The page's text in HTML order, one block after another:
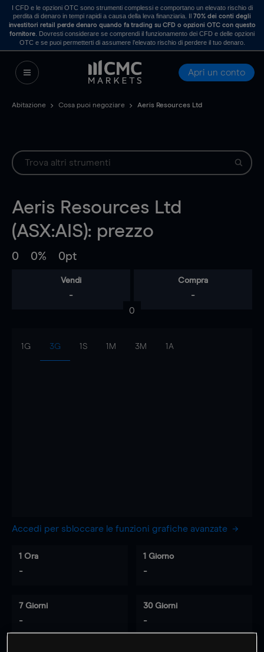
I CFD e le opzioni OTC sono strumenti complessi e comportano un elevato rischio di
perdita di denaro in tempi rapidi a causa della leva finanziaria. Il70% dei conti degli
investitori retail perde denaro quando fa trading su CFD o opzioni OTC con questo
fornitore . Dovresti considerare se comprendi il funzionamento dei CFD e delle opzioni
OTC e se puoi permetterti di assumere l’elevato rischio di perdere il tuo denaro.
Apri un conto
Abitazione Cosa puoi negoziare Aeris Resources Ltd
Aeris Resources Ltd
(ASX:AIS): prezzo
0 0% 0pt
Vendi
-
Compra
-
0
1G 3G 1S 1M 3M 1A
Accedi per sbloccare le funzioni grafiche avanzate
1 Ora
-
1 Giorno
-
7 Giorni
-
30 Giorni
-